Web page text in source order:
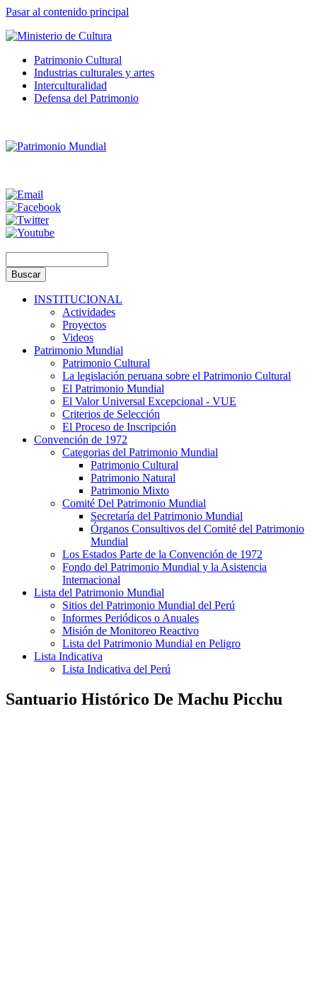
Pasar al contenido principal
Patrimonio Cultural
Industrias culturales y artes
Interculturalidad
Defensa del Patrimonio
INSTITUCIONAL
Actividades
Proyectos
Videos
Patrimonio Mundial
Patrimonio Cultural
La legislación peruana sobre el Patrimonio Cultural
El Patrimonio Mundial
El Valor Universal Excepcional - VUE
Criterios de Selección
El Proceso de Inscripción
Convención de 1972
Categorias del Patrimonio Mundial
Patrimonio Cultural
Patrimonio Natural
Patrimonio Mixto
Comité Del Patrimonio Mundial
Secretaría del Patrimonio Mundial
Órganos Consultivos del Comité del Patrimonio
Mundial
Los Estados Parte de la Convención de 1972
Fondo del Patrimonio Mundial y la Asistencia
Internacional
Lista del Patrimonio Mundial
Sitios del Patrimonio Mundial del Perú
Informes Periódicos o Anuales
Misión de Monitoreo Reactivo
Lista del Patrimonio Mundial en Peligro
Lista Indicativa
Lista Indicativa del Perú
Santuario Histórico De Machu Picchu